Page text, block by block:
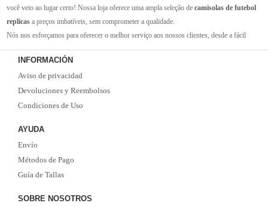
você veio ao lugar certo! Nossa loja oferece uma ampla seleção de camisolas de futebol
replicas a preços imbatíveis, sem comprometer a qualidade.
Nós nos esforçamos para oferecer o melhor serviço aos nossos clientes, desde a fácil
navegação em nosso site até a entrega rápida de seus pedidos. Com nossa equipe de
atendimento ao cliente amigável e experiente, você pode ter certeza de que receberá suporte
em todas as etapas do processo de compra.
Não se esqueça que, se o valor da sua compra for superior a 99 euros, oferecemos o
serviço de entrega EMS gratuito. Não perca a oportunidade de adquirir as melhores
INFORMACIÓN
Aviso de privacidad
Devoluciones y Reembolsos
Condiciones de Uso
AYUDA
Envío
Métodos de Pago
Guía de Tallas
SOBRE NOSOTROS